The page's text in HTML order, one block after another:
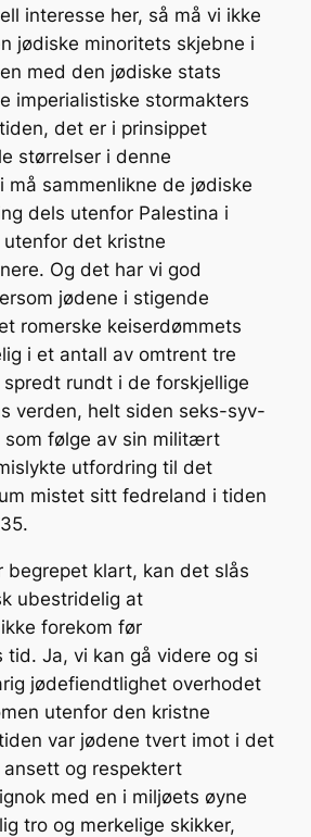
interesse her, så må vi ikke
jødiske minoritets skjebne i
med den jødiske stats
imperialistiske stormakters
det er i prinsippet
størrelser i denne
må sammenlikne de jødiske
dels utenfor Palestina i
det kristne
Og det har vi god
jødene i stigende
romerske keiserdømmets
i et antall av omtrent tre
spredt rundt i de forskjellige
verden, helt siden seks-syv-
som følge av sin militært
utfordring til det
mistet sitt fedreland i tiden
begrepet klart, kan det slås
ubestridelig at
forekom før
tid. Ja, vi kan gå videre og si
jødefiendtlighet overhodet
utenfor den kristne
var jødene tvert imot i det
og respektert
med en i miljøets øyne
tro og merkelige skikker,